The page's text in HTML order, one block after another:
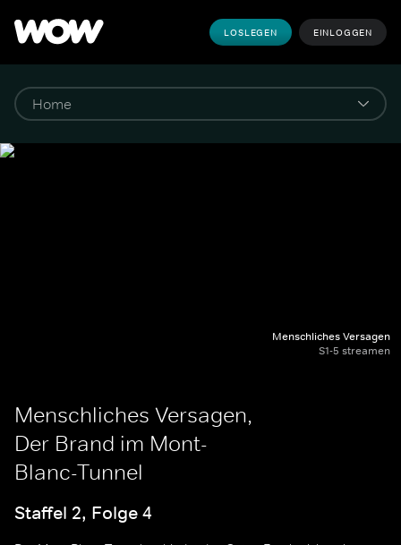
LOSLEGEN EINLOGGEN
Menschliches Versagen
S1-5 streamen
Menschliches Versagen,
Der Brand im Mont-
Blanc-Tunnel
Staffel 2, Folge 4